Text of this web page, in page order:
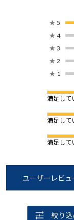
★ 5
★ 4
★ 3
★ 2
★ 1
満足して
満足して
満足して
ユーザーレビュ
絞り込